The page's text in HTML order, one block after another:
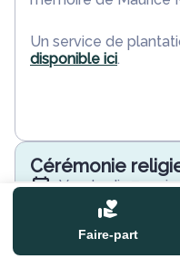
Faire-part
Un service de
disponible ici.
Cérémonie
vendredi 27 mai
Église de Mesland
41150 Mesland